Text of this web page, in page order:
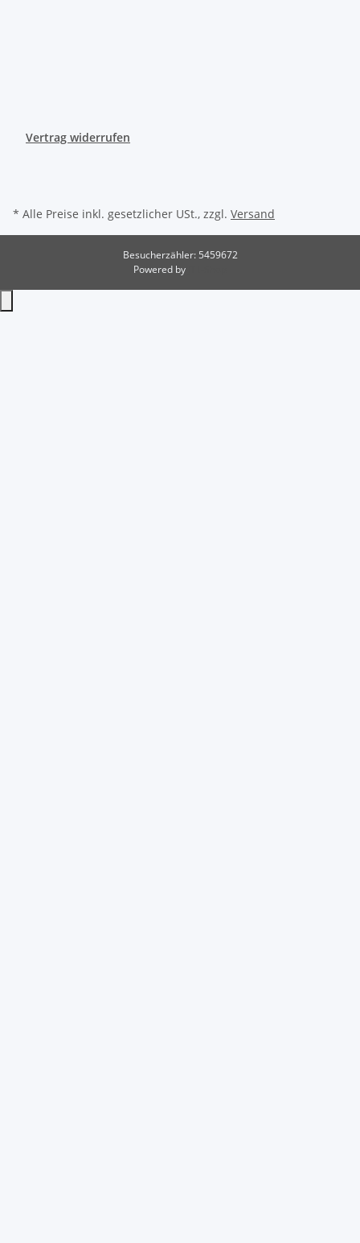
Vertrag widerrufen
* Alle Preise inkl. gesetzlicher USt., zzgl. Versand
Besucherzähler: 5459672
Powered by